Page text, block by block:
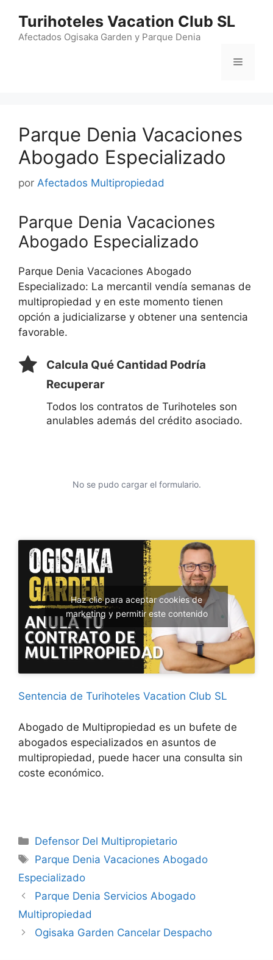
contenido
Turihoteles Vacation Club SL
Afectados Ogisaka Garden y Parque Denia
Menú
Parque Denia Vacaciones
Abogado Especializado
por Afectados Multipropiedad
Parque Denia Vacaciones
Abogado Especializado
Parque Denia Vacaciones Abogado
Especializado: La mercantil vendía semanas de
multipropiedad y en este momento tienen
opción a judicializarse y obtener una sentencia
favorable.
Calcula Qué Cantidad Podría
Recuperar
Todos los contratos de Turihoteles son
anulables además del crédito asociado.
No se pudo cargar el formulario.
Haz clic para aceptar cookies de
marketing y permitir este contenido
Sentencia de Turihoteles Vacation Club SL
Abogado de Multipropiedad es un bufete de
abogados especializados en asuntos de
multipropiedad, puede hacer una consulta sin
coste económico.
Categorías
Defensor Del Multipropietario
Etiquetas
Parque Denia Vacaciones Abogado
Especializado
Parque Denia Servicios Abogado
Multipropiedad
Ogisaka Garden Cancelar Despacho